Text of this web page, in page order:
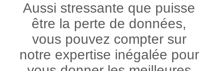
Aussi stressante que puisse
être la perte de données,
vous pouvez compter sur
notre expertise inégalée pour